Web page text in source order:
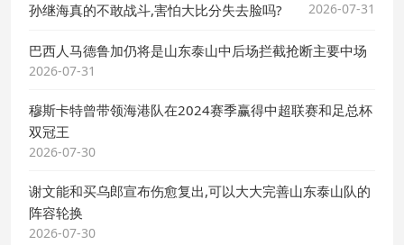
孙继海真的不敢战斗,害怕大比分失去脸吗? 2026-07-31
巴西人马德鲁加仍将是山东泰山中后场拦截抢断主要中场
2026-07-31
穆斯卡特曾带领海港队在2024赛季赢得中超联赛和足总杯
双冠王
2026-07-30
谢文能和买乌郎宣布伤愈复出,可以大大完善山东泰山队的
阵容轮换
2026-07-30